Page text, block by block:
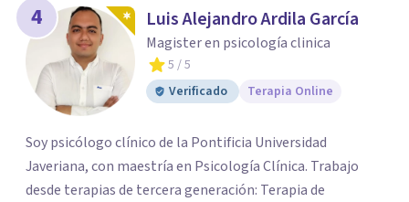
4 Luis Alejandro Ardila García
Magister en psicología clinica
5 / 5
Verificado
Terapia Online
Soy psicólogo clínico de la Pontificia Universidad
Javeriana, con maestría en Psicología Clínica. Trabajo
desde terapias de tercera generación: Terapia de